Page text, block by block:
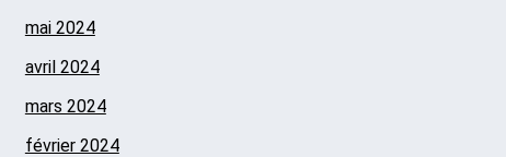
mai 2024
avril 2024
mars 2024
février 2024